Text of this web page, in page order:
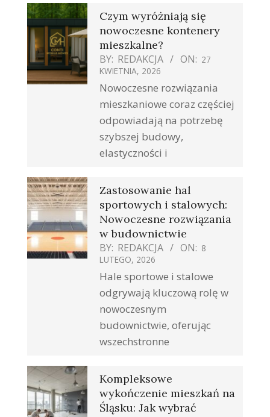
Czym wyróżniają się
nowoczesne kontenery
mieszkalne?
BY: REDAKCJA ON: 27
KWIETNIA, 2026
Nowoczesne rozwiązania
mieszkaniowe coraz częściej
odpowiadają na potrzebę
szybszej budowy,
elastyczności i
Zastosowanie hal
sportowych i stalowych:
Nowoczesne rozwiązania
w budownictwie
BY: REDAKCJA ON: 8
LUTEGO, 2026
Hale sportowe i stalowe
odgrywają kluczową rolę w
nowoczesnym
budownictwie, oferując
wszechstronne
Kompleksowe
wykończenie mieszkań na
Śląsku: Jak wybrać